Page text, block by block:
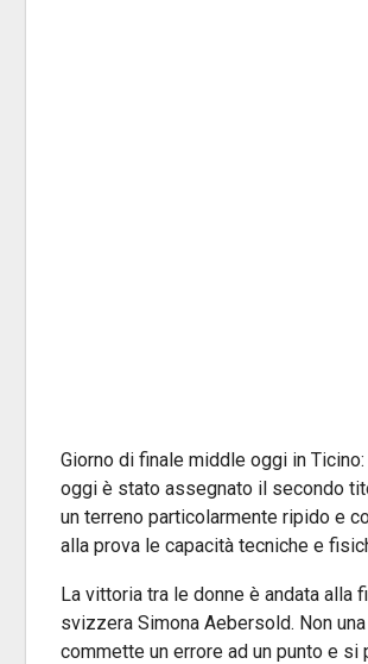
Giorno di finale middle oggi in
oggi è stato assegnato il secondo
un terreno particolarmente ripido e
alla prova le capacità tecniche e
La vittoria tra le donne è andata alla
svizzera Simona Aebersold. Non
commette un errore ad un punto e si